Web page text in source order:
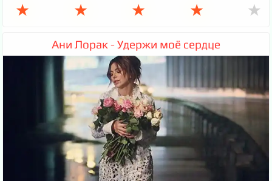
★ ★ ★ ★ ★
Ани Лорак - Удержи моё сердце